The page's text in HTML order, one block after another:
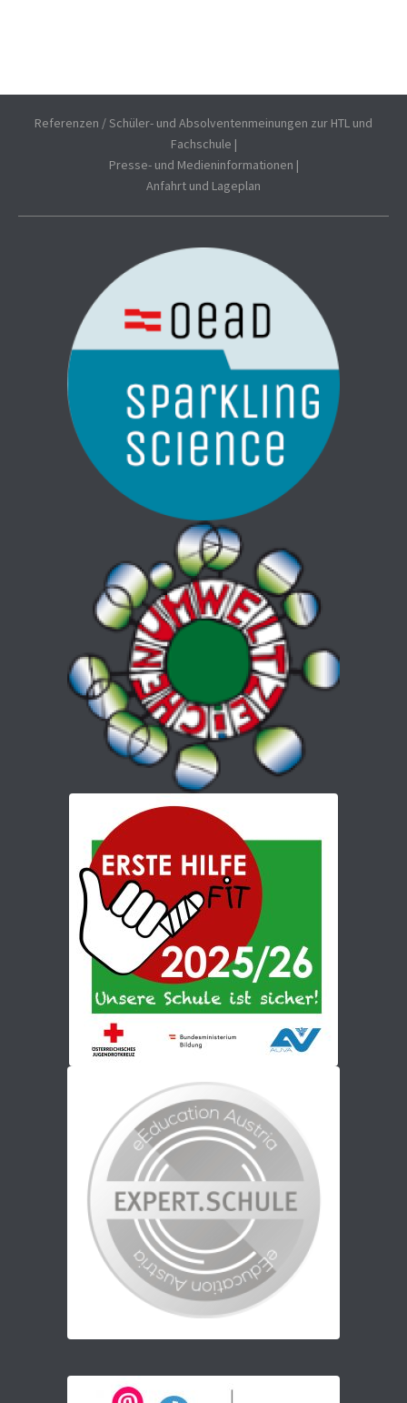
Referenzen / Schüler- und Absolventenmeinungen zur HTL und
Fachschule |
Presse- und Medieninformationen |
Anfahrt und Lageplan